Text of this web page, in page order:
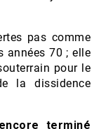
pas comme
années 70 ; elle
pour le
la dissidence
terminé